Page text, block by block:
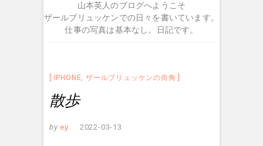
山本英人のブログへようこそ
ザールブリュッケンでの日々を書いています。
仕事の写真は基本なし。日記です。
IPHONE,ザールブリュッケンの街角
散歩
by ey 2022-03-13